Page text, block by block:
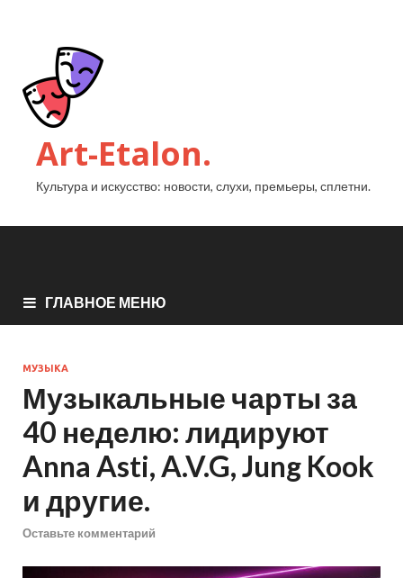
Art-Etalon.
Культура и искусство: новости, слухи, премьеры, сплетни.
ГЛАВНОЕ МЕНЮ
МУЗЫКА
Музыкальные чарты за
40 неделю: лидируют
Anna Asti, A.V.G, Jung Kook
и другие.
Оставьте комментарий